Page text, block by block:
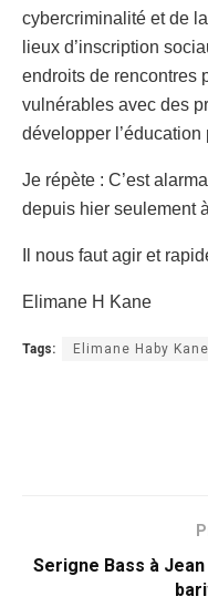
cybercriminalité et de
lieux d’inscription
endroits de rencontres
vulnérables avec des
développer
Je répète : C’est
depuis hier seulement
Il nous faut agir et
Elimane H Kane
Tags: Elimane Haby Kane
Serigne Bass à